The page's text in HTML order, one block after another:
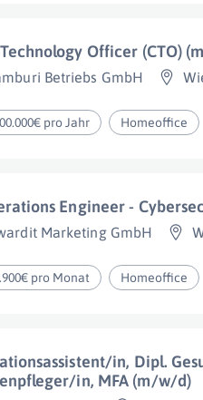
Officer (CTO)
Betriebs GmbH
pro Jahr Homeoffice
Engineer -
Marketing GmbH
pro Monat Homeoffice
in, Dipl.
in, MFA (m/w/d)